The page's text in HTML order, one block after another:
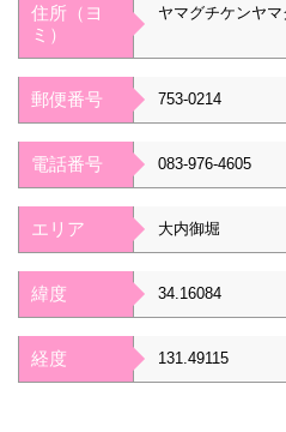
住所（ヨ
ミ）
ヤマグチケンヤ
郵便番号 753-0214
電話番号 083-976-4605
エリア 大内御堀
緯度 34.16084
経度 131.49115